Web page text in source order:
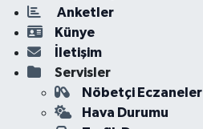
Anketler
Künye
İletişim
Servisler
Nöbetçi Eczaneler
Hava Durumu